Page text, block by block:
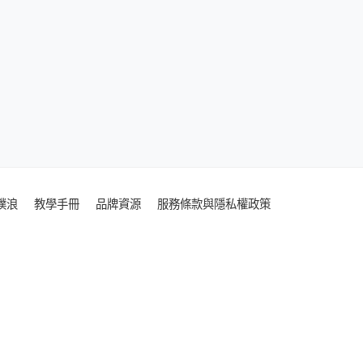
浪 教學手冊 品牌資源 服務條款與隱私權政策